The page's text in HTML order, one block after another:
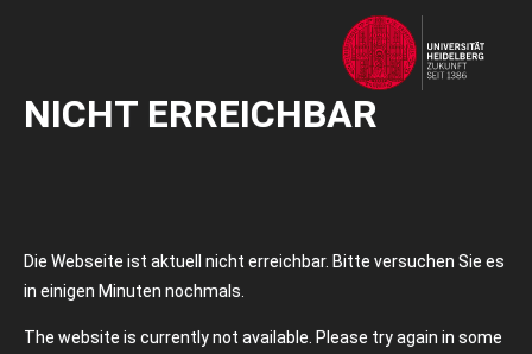
NICHT ERREICHBAR
Die Webseite ist aktuell nicht erreichbar. Bitte versuchen Sie es
in einigen Minuten nochmals.
The website is currently not available. Please try again in some